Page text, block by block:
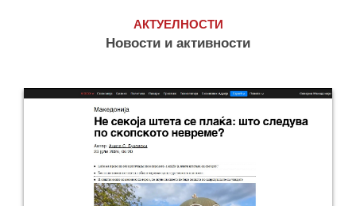
АКТУЕЛНОСТИ
Новости и активности